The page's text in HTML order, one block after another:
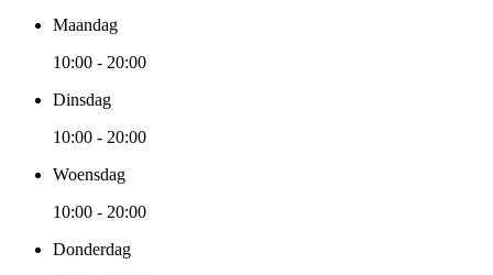
Maandag
10:00 - 20:00
Dinsdag
10:00 - 20:00
Woensdag
10:00 - 20:00
Donderdag